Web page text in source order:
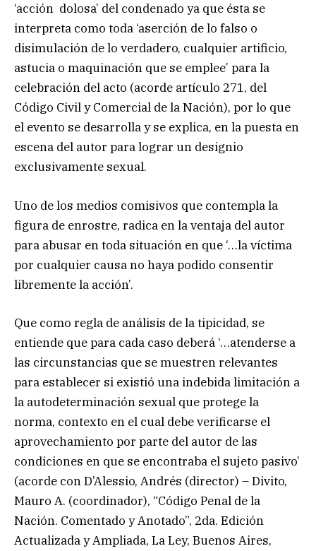
‘acción dolosa’ del condenado ya que ésta se
interpreta como toda ‘aserción de lo falso o
disimulación de lo verdadero, cualquier artificio,
astucia o maquinación que se emplee’ para la
celebración del acto (acorde artículo 271, del
Código Civil y Comercial de la Nación), por lo que
el evento se desarrolla y se explica, en la puesta en
escena del autor para lograr un designio
exclusivamente sexual.
Uno de los medios comisivos que contempla la
figura de enrostre, radica en la ventaja del autor
para abusar en toda situación en que ‘…la víctima
por cualquier causa no haya podido consentir
libremente la acción’.
Que como regla de análisis de la tipicidad, se
entiende que para cada caso deberá ‘…atenderse a
las circunstancias que se muestren relevantes
para establecer si existió una indebida limitación a
la autodeterminación sexual que protege la
norma, contexto en el cual debe verificarse el
aprovechamiento por parte del autor de las
condiciones en que se encontraba el sujeto pasivo’
(acorde con D’Alessio, Andrés (director) – Divito,
Mauro A. (coordinador), “Código Penal de la
Nación. Comentado y Anotado”, 2da. Edición
Actualizada y Ampliada, La Ley, Buenos Aires,